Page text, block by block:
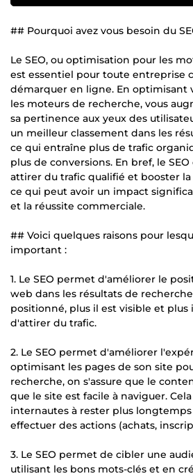
## Pourquoi avez vous besoin du
Le SEO, ou optimisation pour les
est essentiel pour toute entreprise
démarquer en ligne. En optimisant
les moteurs de recherche, vous
sa pertinence aux yeux des
un meilleur classement dans les
ce qui entraîne plus de trafic
plus de conversions. En bref, le
attirer du trafic qualifié et booster
ce qui peut avoir un impact
et la réussite commerciale.
## Voici quelques raisons pour
important :
1. Le SEO permet d'améliorer le
web dans les résultats de
positionné, plus il est visible et plus
d'attirer du trafic.
2. Le SEO permet d'améliorer
optimisant les pages de son site
recherche, on s'assure que le
que le site est facile à naviguer.
internautes à rester plus
effectuer des actions (achats,
3. Le SEO permet de cibler une
utilisant les bons mots-clés et en